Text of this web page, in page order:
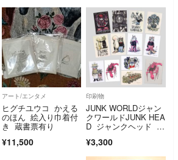
アート/エンタメ
ヒグチユウコ かえる
のほん 絵入り巾着付
き 蔵書票有り
¥11,500
印刷物
JUNK WORLDジャン
クワールドJUNK HEA
D ジャンクヘッド 堀
グチユウコポストカー
ド
¥3,300